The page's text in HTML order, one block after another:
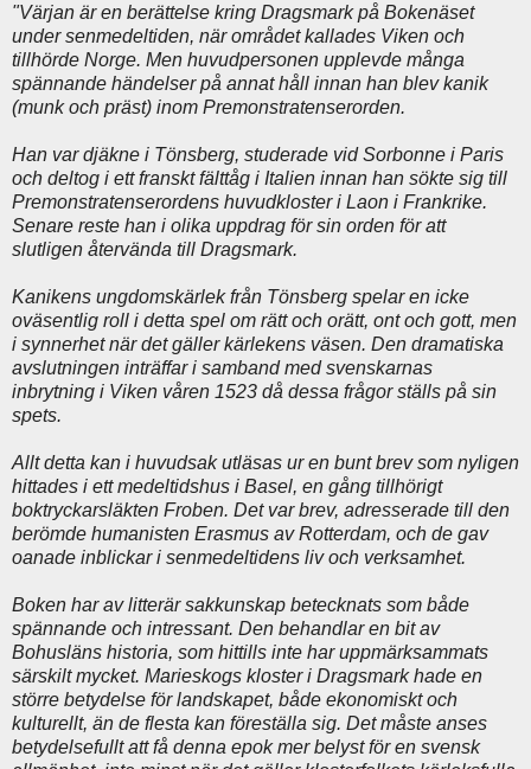
"Värjan är en berättelse kring Dragsmark på Bokenäset
under senmedeltiden, när området kallades Viken och
tillhörde Norge. Men huvudpersonen upplevde många
spännande händelser på annat håll innan han blev kanik
(munk och präst) inom Premonstratenserorden.
Han var djäkne i Tönsberg, studerade vid Sorbonne i Paris
och deltog i ett franskt fälttåg i Italien innan han sökte sig till
Premonstratenserordens huvudkloster i Laon i Frankrike.
Senare reste han i olika uppdrag för sin orden för att
slutligen återvända till Dragsmark.
Kanikens ungdomskärlek från Tönsberg spelar en icke
oväsentlig roll i detta spel om rätt och orätt, ont och gott, men
i synnerhet när det gäller kärlekens väsen. Den dramatiska
avslutningen inträffar i samband med svenskarnas
inbrytning i Viken våren 1523 då dessa frågor ställs på sin
spets.
Allt detta kan i huvudsak utläsas ur en bunt brev som nyligen
hittades i ett medeltidshus i Basel, en gång tillhörigt
boktryckarsläkten Froben. Det var brev, adresserade till den
berömde humanisten Erasmus av Rotterdam, och de gav
oanade inblickar i senmedeltidens liv och verksamhet.
Boken har av litterär sakkunskap betecknats som både
spännande och intressant. Den behandlar en bit av
Bohusläns historia, som hittills inte har uppmärksammats
särskilt mycket. Marieskogs kloster i Dragsmark hade en
större betydelse för landskapet, både ekonomiskt och
kulturellt, än de flesta kan föreställa sig. Det måste anses
betydelsefullt att få denna epok mer belyst för en svensk